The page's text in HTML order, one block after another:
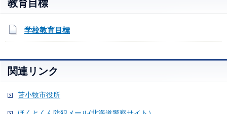
教育目標
学校教育目標
関連リンク
苫小牧市役所